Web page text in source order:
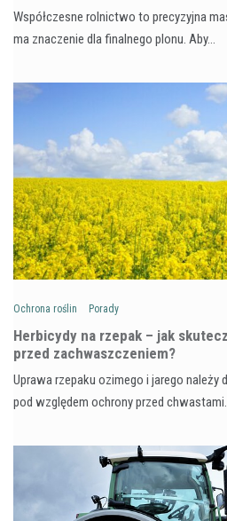
Współczesne rolnictwo to precyzyjna
ma znaczenie dla finalnego plonu. Aby…
Ochrona roślin Porady
Herbicydy na rzepak – jak
przed zachwaszczeniem?
Uprawa rzepaku ozimego i jarego należy
pod względem ochrony przed